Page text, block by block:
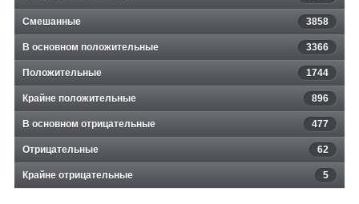
Смешанные 3858
В основном положительные 3366
Положительные 1744
Крайне положительные 896
В основном отрицательные 477
Отрицательные 62
Крайне отрицательные 5